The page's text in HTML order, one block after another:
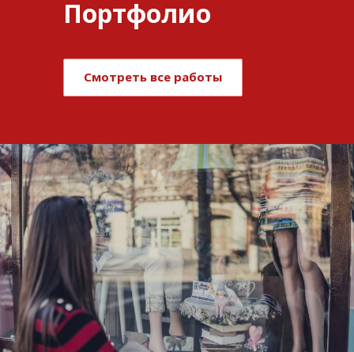
Портфолио
Смотреть все работы
Развитие и поддержка интернет-
витрины StepClub
Смотреть проект